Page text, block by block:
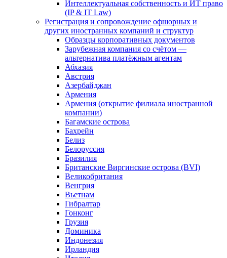
Интеллектуальная собственность и ИТ право
(IP & IT Law)
Регистрация и сопровождение офшорных и
других иностранных компаний и структур
Образцы корпоративных документов
Зарубежная компания со счётом —
альтернатива платёжным агентам
Абхазия
Австрия
Азербайджан
Армения
Армения (открытие филиала иностранной
компании)
Багамские острова
Бахрейн
Белиз
Белоруссия
Бразилия
Британские Виргинские острова (BVI)
Великобритания
Венгрия
Вьетнам
Гибралтар
Гонконг
Грузия
Доминика
Индонезия
Ирландия